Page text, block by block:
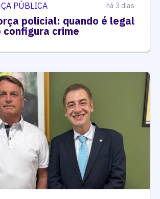
PÚBLICA há 3 dias
policial: quando é legal
configura crime